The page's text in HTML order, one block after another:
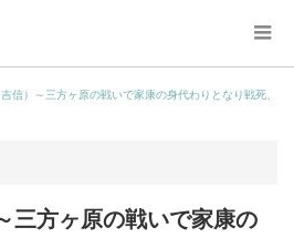
信）～三方ヶ原の戦いで家康の身代わりとなり戦死、
三方ヶ原の戦いで家康の